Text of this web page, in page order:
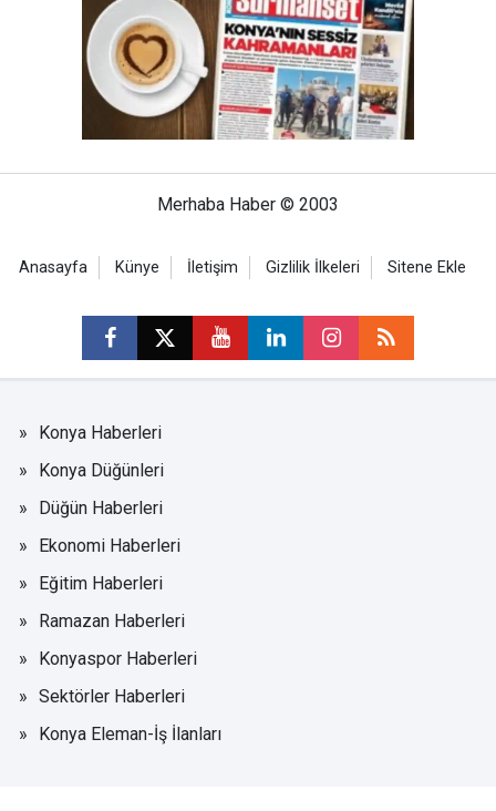
Merhaba Haber © 2003
Anasayfa Künye İletişim Gizlilik İlkeleri Sitene Ekle
Konya Haberleri
Konya Düğünleri
Düğün Haberleri
Ekonomi Haberleri
Eğitim Haberleri
Ramazan Haberleri
Konyaspor Haberleri
Sektörler Haberleri
Konya Eleman-İş İlanları